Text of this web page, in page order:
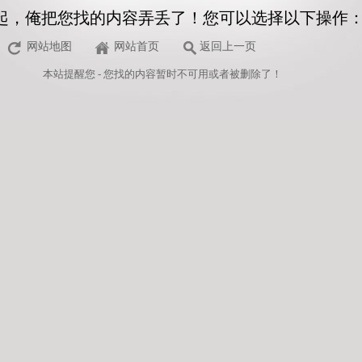
，俺把您找的内容弄丢了！您可以选择以下操作
网站地图 网站首页 返回上一页
本站提醒您 - 您找的内容暂时不可用或者被删除了！